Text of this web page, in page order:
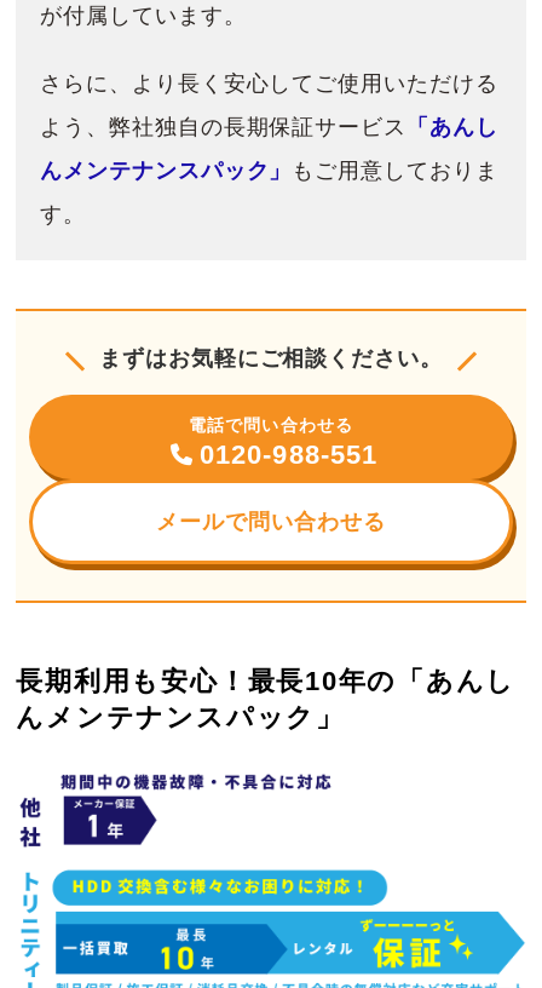
が付属しています。
さらに、より長く安心してご使用いただける
よう、弊社独自の長期保証サービス
「あんし
んメンテナンスパック」
もご用意しておりま
す。
まずはお気軽にご相談ください。
電話で問い合わせる
0120-988-551
メールで問い合わせる
長期利用も安心！最長10年の「あんし
んメンテナンスパック」